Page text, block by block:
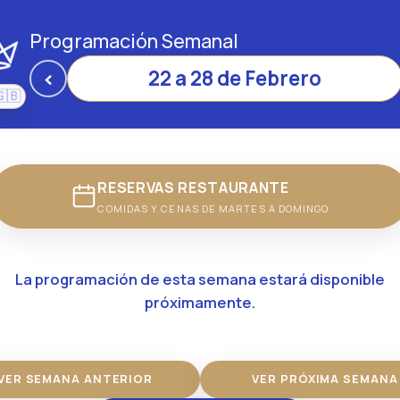
English
Programación Semanal
‹ 22 a 28 de Febrero
RESERVAS RESTAURANTE
COMIDAS Y CENAS DE MARTES A DOMINGO
La programación de esta semana estará disponible
próximamente.
SEMANA ANTERIOR VER PRÓXIMA SEMANA